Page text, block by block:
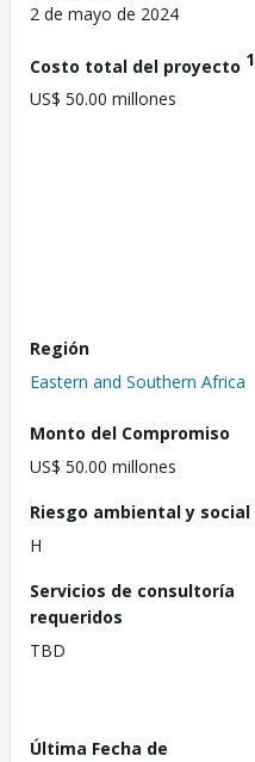
2 de mayo de 2024
Costo total del proyecto 1
US$ 50.00 millones
Región
Eastern and Southern Africa
Monto del Compromiso
US$ 50.00 millones
Riesgo ambiental y social
H
Servicios de consultoría
requeridos
TBD
Última Fecha de